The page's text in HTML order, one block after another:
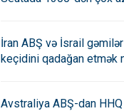
İran ABŞ və İsrail
keçidini qadağan etmək
Avstraliya ABŞ-dan